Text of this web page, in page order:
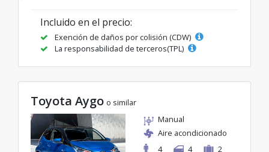
Incluido en el precio:
Exención de daños por colisión (CDW)
La responsabilidad de terceros(TPL)
Toyota Aygo o similar
Manual
Aire acondicionado
4
4 2